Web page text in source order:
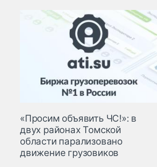
«Просим объявить ЧС!»: в
двух районах Томской
области парализовано
движение грузовиков